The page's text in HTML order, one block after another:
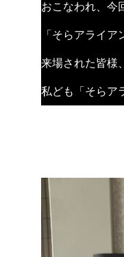
おこなわれ、今
「そらアライ
来場された皆様
私ども「そらア